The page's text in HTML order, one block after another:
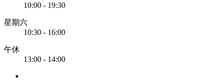
10:00 - 19:30
星期六
10:30 - 16:00
午休
13:00 - 14:00